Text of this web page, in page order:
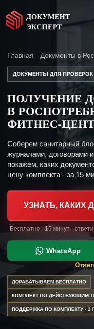
ДОКУМЕНТ
ЭКСПЕРТ
Главная Документы в
ДОКУМЕНТЫ ДЛЯ ПРОВЕРОК
ПОЛУЧЕНИЕ
В
ФИТНЕС-
Соберем санитарный
журналами, договорами
покажем, каких
цену комплекта - за 15
УЗНАТЬ, КАКИХ
Бесплатно · 15 минут ·
WhatsApp
ДОРАБАТЫВАЕМ БЕСПЛАТНО
КОМПЛЕКТ ПО ДЕЙСТВУЮЩИМ
ПОДДЕРЖКА ПО КОМПЛЕКТУ - 1